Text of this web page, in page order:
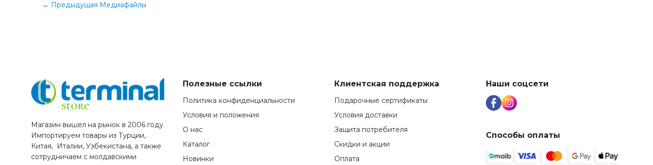
← Предыдущая Медиафайлы
Магазин вышел на рынок в 2006 году.
Импортируем товары из Турции,
Китая, Италии, Узбекистана, а также
сотрудничаем с молдавскими
Полезные ссылки
Политика конфиденциальности
Условия и положения
О нас
Каталог
Новинки
Клиентская поддержка
Подарочные сертификаты
Условия доставки
Защита потребителя
Скидки и акции
Оплата
Наши соцсети
Способы оплаты